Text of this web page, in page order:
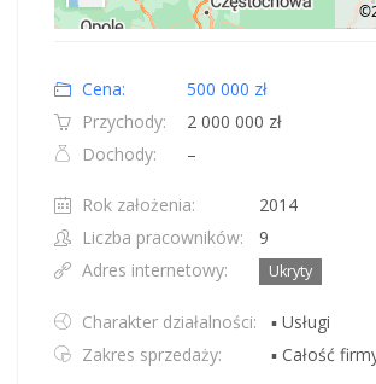
Road
Cena:
500 000 zł
Przychody:
2 000 000 zł
Dochody:
–
Rok założenia:
2014
Liczba pracowników:
9
Adres internetowy:
Ukryty
Charakter działalności:
▪ Usługi
Zakres sprzedaży:
▪ Całość